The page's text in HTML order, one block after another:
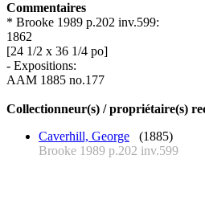
Commentaires
* Brooke 1989 p.202 inv.599:
1862
[24 1/2 x 36 1/4 po]
- Expositions:
AAM 1885 no.177
Collectionneur(s) / propriétaire(s)
Caverhill, George (1885)
Brooke 1989 p.202 inv.599